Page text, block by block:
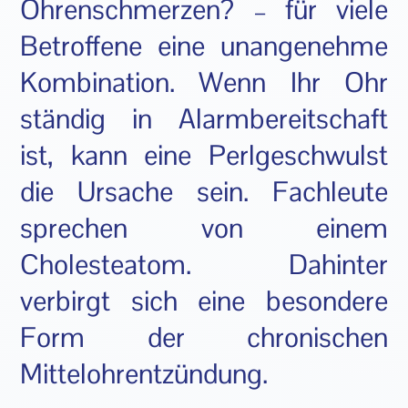
Ohrenschmerzen? – für viele
Betroffene eine unangenehme
Kombination. Wenn Ihr Ohr
ständig in Alarmbereitschaft
ist, kann eine Perlgeschwulst
die Ursache sein. Fachleute
sprechen von einem
Cholesteatom. Dahinter
verbirgt sich eine besondere
Form der chronischen
Mittelohrentzündung.